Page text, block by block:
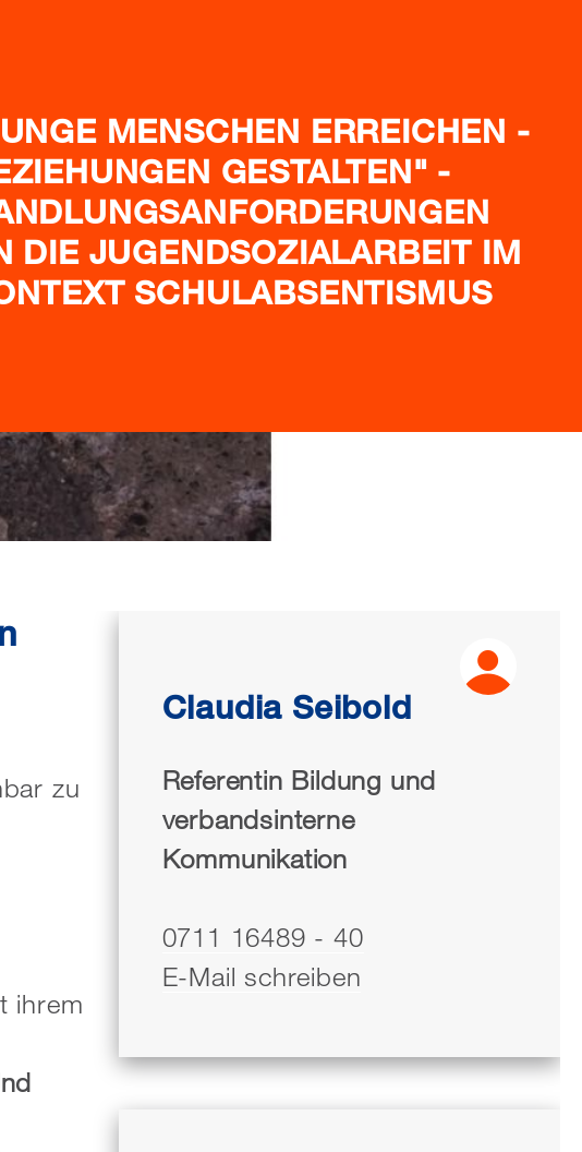
MENSCHEN ERREICHEN -
GESTALTEN" -
DIE JUGENDSOZIALARBEIT IM
SCHULABSENTISMUS
zu
ihrem
Claudia Seibold
Referentin Bildung und
verbandsinterne
Kommunikation
0711 16489 - 40
E-Mail schreiben